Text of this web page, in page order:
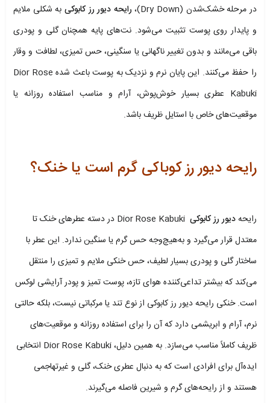
در مرحله خشک‌شدن (Dry Down)، رایحه دیور رز کابوکی به شکلی ملایم
و پایدار روی پوست تثبیت می‌شود. نت‌های پایه همچنان گلی و پودری
باقی می‌مانند و بدون تغییر ناگهانی یا سنگینی، حس تمیزی، لطافت و وقار
را حفظ می‌کنند. این پایان نرم و نزدیک به پوست باعث شده Dior Rose
Kabuki عطری بسیار خوش‌پوش، آرام و مناسب استفاده روزانه یا
موقعیت‌های خاص با استایل ظریف باشد.
رایحه دیور رز کوباکی گرم است یا خنک؟
رایحهدیور رز کابوکی
Dior Rose Kabuki در دسته عطرهای خنک تا
معتدل قرار می‌گیرد و به‌هیچ‌وجه حس گرم یا سنگین ندارد. این عطر با
ساختار گلی و پودری بسیار لطیف، حس خنکی ملایم و تمیزی را منتقل
می‌کند که بیشتر تداعی‌کننده هوای تازه، پوست تمیز و پودر آرایشی لوکس
است. خنکی رایحه دیور رز کابوکی از نوع تند یا مرکباتی نیست، بلکه حالتی
نرم، آرام و ابریشمی دارد که آن را برای استفاده روزانه و موقعیت‌های
ظریف کاملاً مناسب می‌سازد. به همین دلیل، Dior Rose Kabuki انتخابی
ایده‌آل برای افرادی است که به دنبال عطری خنک، گلی و غیرتهاجمی
هستند و از رایحه‌های گرم و شیرین فاصله می‌گیرند.